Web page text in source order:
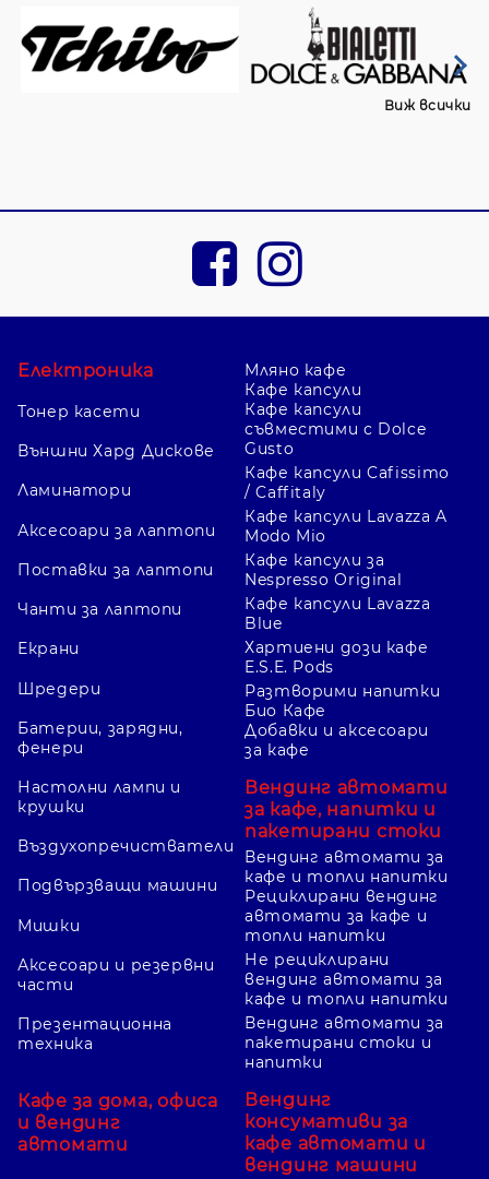
Виж всички
Електроника
Тонер касети
Външни Хард Дискове
Ламинатори
Аксесоари за лаптопи
Поставки за лаптопи
Чанти за лаптопи
Екрани
Шредери
Батерии, зарядни,
фенери
Настолни лампи и
крушки
Въздухопречистватели
Подвързващи машини
Мишки
Аксесоари и резервни
части
Презентационна
техника
Кафе за дома, офиса
и вендинг
автомати
Мляно кафе
Кафе капсули
Кафе капсули
съвместими с Dolce
Gusto
Кафе капсули Cafissimo
/ Caffitaly
Кафе капсули Lavazza A
Modo Mio
Кафе капсули за
Nespresso Original
Кафе капсули Lavazza
Blue
Хартиени дози кафе
E.S.E. Pods
Разтворими напитки
Био Кафе
Добавки и аксесоари
за кафе
Вендинг автомати
за кафе, напитки и
пакетирани стоки
Вендинг автомати за
кафе и топли напитки
Рециклирани вендинг
автомати за кафе и
топли напитки
Не рециклирани
вендинг автомати за
кафе и топли напитки
Вендинг автомати за
пакетирани стоки и
напитки
Вендинг
консумативи за
кафе автомати и
вендинг машини